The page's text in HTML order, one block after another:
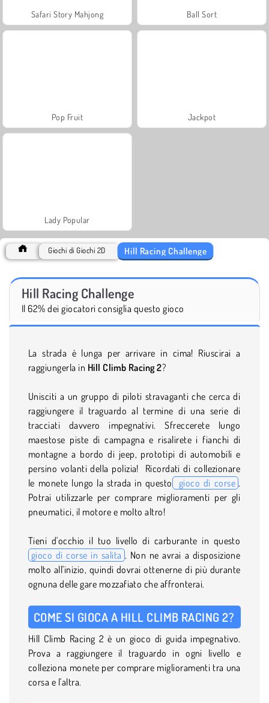
Safari Story Mahjong Ball Sort
Pop Fruit Jackpot
Lady Popular
Giochi di Giochi 2D Hill Racing Challenge
Hill Racing Challenge
Il 62% dei giocatori consiglia questo gioco
La strada è lunga per arrivare in cima! Riuscirai a
raggiungerla in Hill Climb Racing 2?
Unisciti a un gruppo di piloti stravaganti che cerca di
raggiungere il traguardo al termine di una serie di
tracciati davvero impegnativi. Sfreccerete lungo
maestose piste di campagna e risalirete i fianchi di
montagne a bordo di jeep, prototipi di automobili e
persino volanti della polizia! Ricordati di collezionare
le monete lungo la strada in questo
gioco di corse .
Potrai utilizzarle per comprare miglioramenti per gli
pneumatici, il motore e molto altro!
Tieni d'occhio il tuo livello di carburante in questo
gioco di corse in salita . Non ne avrai a disposizione
molto all'inizio, quindi dovrai ottenerne di più durante
ognuna delle gare mozzafiato che affronterai.
COME SI GIOCA A HILL CLIMB RACING 2?
Hill Climb Racing 2 è un gioco di guida impegnativo.
Prova a raggiungere il traguardo in ogni livello e
colleziona monete per comprare miglioramenti tra una
corsa e l'altra.